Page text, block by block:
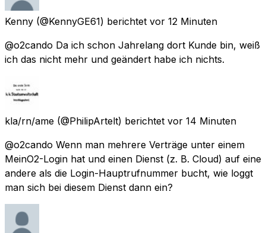
Kenny (@KennyGE61) berichtet vor 12 Minuten
@o2cando Da ich schon Jahrelang dort Kunde bin, weiß
ich das nicht mehr und geändert habe ich nichts.
kla/rn/ame (@PhilipArtelt) berichtet vor 14 Minuten
@o2cando Wenn man mehrere Verträge unter einem
MeinO2-Login hat und einen Dienst (z. B. Cloud) auf eine
andere als die Login-Hauptrufnummer bucht, wie loggt
man sich bei diesem Dienst dann ein?